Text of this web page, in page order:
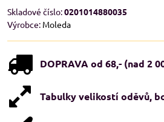
Skladové číslo:0201014880035
Výrobce: Moleda
DOPRAVA od 68,- (nad 2
Tabulky velikostí oděvů,